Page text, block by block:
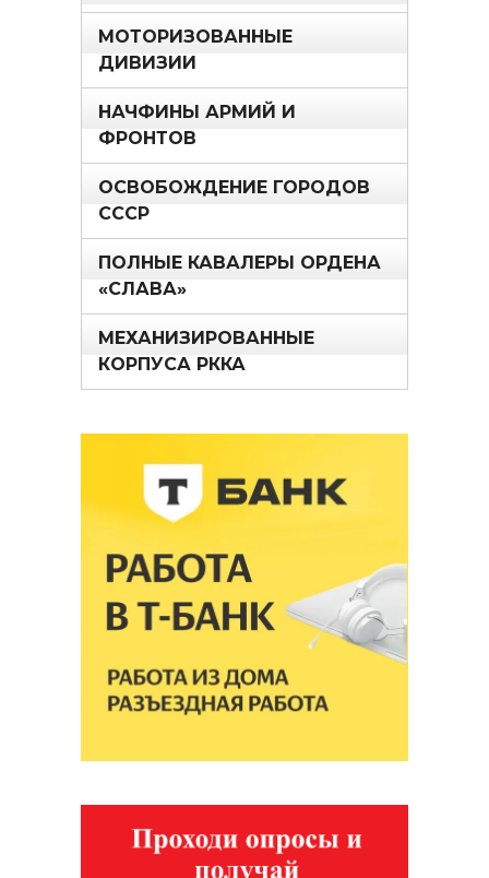
МОТОРИЗОВАННЫЕ
ДИВИЗИИ
НАЧФИНЫ АРМИЙ И
ФРОНТОВ
ОСВОБОЖДЕНИЕ ГОРОДОВ
СССР
ПОЛНЫЕ КАВАЛЕРЫ ОРДЕНА
«СЛАВА»
МЕХАНИЗИРОВАННЫЕ
КОРПУСА РККА